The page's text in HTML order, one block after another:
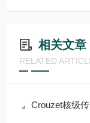
相关文章
RELATED
Crouzet核级